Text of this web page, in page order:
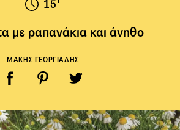
15'
με ραπανάκια και άνηθο
ΜΑΚΗΣ ΓΕΩΡΓΙΑΔΗΣ